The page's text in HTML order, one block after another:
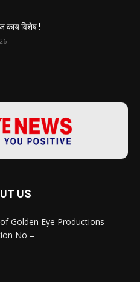
काय विशेष !
US
Golden Eye Productions
No –